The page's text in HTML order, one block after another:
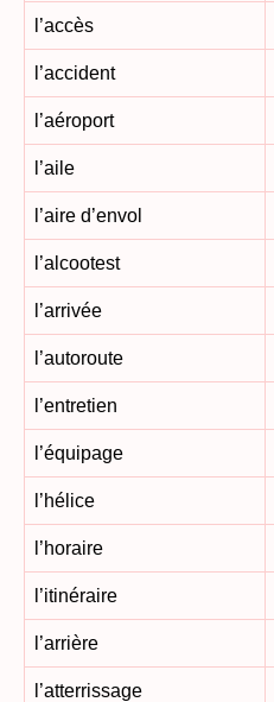
l’accès
l’accident
l’aéroport
l’aile
l’aire d’envol
l’alcootest
l’arrivée
l’autoroute
l’entretien
l’équipage
l’hélice
l’horaire
l’itinéraire
l’arrière
l’atterrissage